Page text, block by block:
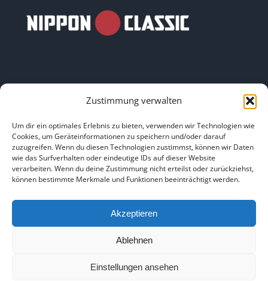
Zustimmung verwalten
Um dir ein optimales Erlebnis zu bieten, verwenden wir Technologien wie
Cookies, um Geräteinformationen zu speichern und/oder darauf
zuzugreifen. Wenn du diesen Technologien zustimmst, können wir Daten
wie das Surfverhalten oder eindeutige IDs auf dieser Website
verarbeiten. Wenn du deine Zustimmung nicht erteilst oder zurückziehst,
können bestimmte Merkmale und Funktionen beeinträchtigt werden.
Akzeptieren
Ablehnen
Einstellungen ansehen
HOME|ÜBER UNS|IMPRESSUM |DATENSCHUTZ
BILDNACHWEISE
Copyright 2025